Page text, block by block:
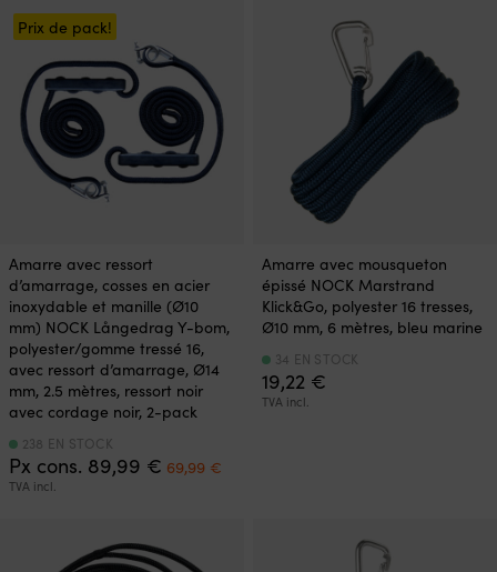
Prix de pack!
Amarre avec ressort
d’amarrage, cosses en acier
inoxydable et manille (Ø10
mm) NOCK Långedrag Y-bom,
polyester/gomme tressé 16,
avec ressort d’amarrage, Ø14
mm, 2.5 mètres, ressort noir
avec cordage noir, 2-pack
Px cons. 89,99 € Le
prix
89,99 €.
69,99 €
TVA incl.
238 EN STOCK
Amarre avec mousqueton
épissé NOCK Marstrand
Klick&Go, polyester 16 tresses,
Ø10 mm, 6 mètres, bleu marine
19,22 €
TVA incl.
34 EN STOCK